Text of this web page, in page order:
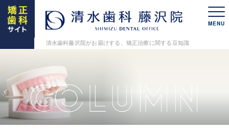
清水歯科藤沢院がお届けする、矯正治療に関する豆知識
MENU